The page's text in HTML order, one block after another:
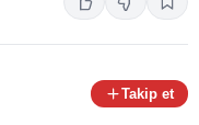
Takip et